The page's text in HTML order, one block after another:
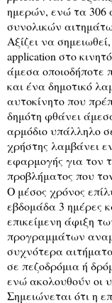
ημερών, ενώ τα 306
συνολικών
Αξίζει να
application στο
άμεσα οποιοδήποτε
και ένα δημοτικό
αυτοκίνητο που
δημότη φθάνει
αρμόδιο υπάλληλο
χρήστης λαμβάνει
εφαρμογής για τον
προβλήματος που
Ο μέσος χρόνος
εβδομάδα 3 ημέρες
επικείμενη άφιξη
προγραμμάτων
συχνότερα
σε πεζοδρόμια ή
ενώ ακολουθούν οι
Σημειώνεται ότι η